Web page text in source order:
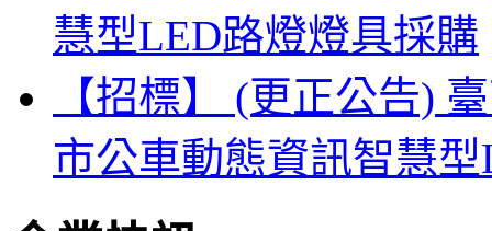
慧型LED路燈燈具採購
【招標】 (更正公告)
市公車動態資訊智慧